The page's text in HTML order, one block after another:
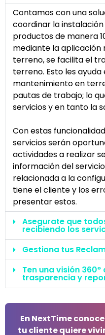
Contamos con una
coordinar la
productos de manera
mediante la aplicación
terreno, se facilita el
terreno. Esto les
mantenimiento en
pautas de trabajo; lo
servicios y en tanto la
Con estas
servicios serán
actividades a realizar
información del
relacionada a la
tiene el cliente y los
presentar estos.
Asegurate que
recibiendo los
Gestiona tus
Ten una visión
trasparencia y
En NextTime
tu cliente quiere